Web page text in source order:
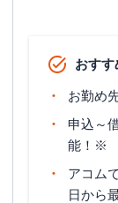
名称
ATM営業時間
おすす
お勤め
申込～
能！※
アコム
日から